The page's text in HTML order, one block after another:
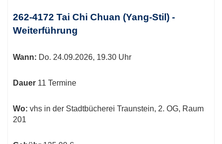
262-4172 Tai Chi Chuan (Yang-Stil) -
Weiterführung
Wann: Do. 24.09.2026, 19.30 Uhr
Dauer 11 Termine
Wo: vhs in der Stadtbücherei Traunstein, 2. OG, Raum
201